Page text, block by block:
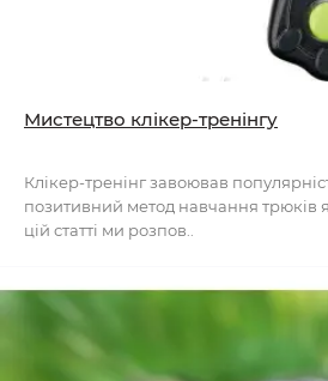
Мистецтво клікер-тренінгу
Клікер-тренінг завоював
позитивний метод навчання трюків
цій статті ми розпов..